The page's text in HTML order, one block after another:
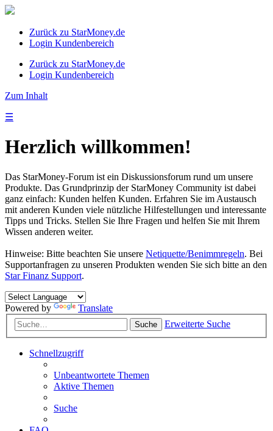
Zurück zu StarMoney.de
Login Kundenbereich
Zurück zu StarMoney.de
Login Kundenbereich
Zum Inhalt
☰
Herzlich willkommen!
Das StarMoney-Forum ist ein Diskussionsforum rund um unsere
Produkte. Das Grundprinzip der StarMoney Community ist dabei
ganz einfach: Kunden helfen Kunden. Erfahren Sie im Austausch
mit anderen Kunden viele nützliche Hilfestellungen und interessante
Tipps und Tricks. Stellen Sie Ihre Fragen und helfen Sie mit Ihrem
Wissen anderen weiter.
Hinweise: Bitte beachten Sie unsere Netiquette/Benimmregeln. Bei
Supportanfragen zu unseren Produkten wenden Sie sich bitte an den
Star Finanz Support.
Powered by Translate
Suche Erweiterte Suche
Schnellzugriff
Unbeantwortete Themen
Aktive Themen
Suche